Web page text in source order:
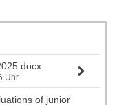
Uhr
of junior